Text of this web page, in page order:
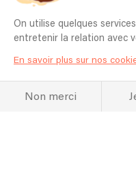
On utilise quelques
entretenir la relation avec
En savoir plus sur nos
Non merci